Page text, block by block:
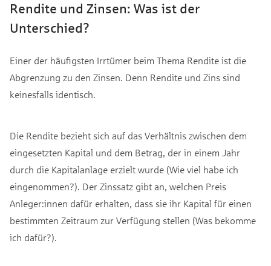
Rendite und Zinsen: Was ist der
Unterschied?
Einer der häufigsten Irrtümer beim Thema Rendite ist die
Abgrenzung zu den Zinsen. Denn Rendite und Zins sind
keinesfalls identisch.
Die Rendite bezieht sich auf das Verhältnis zwischen dem
eingesetzten Kapital und dem Betrag, der in einem Jahr
durch die Kapitalanlage erzielt wurde (Wie viel habe ich
eingenommen?). Der Zinssatz gibt an, welchen Preis
Anleger:innen dafür erhalten, dass sie ihr Kapital für einen
bestimmten Zeitraum zur Verfügung stellen (Was bekomme
ich dafür?).